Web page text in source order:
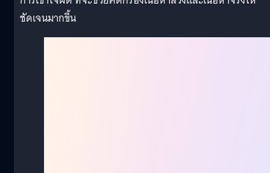
ชัดเจนมากขึ้น